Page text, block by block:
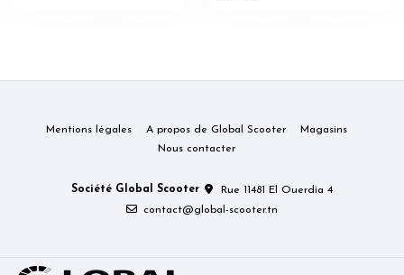
Mentions légales A propos de Global Scooter
Magasins
Nous contacter
Société Global Scooter
Rue 11481 El Ouerdia 4
contact@global-scooter.tn